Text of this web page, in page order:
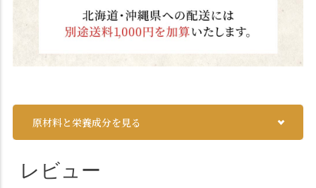
原材料と栄養成分を見る
レビュー